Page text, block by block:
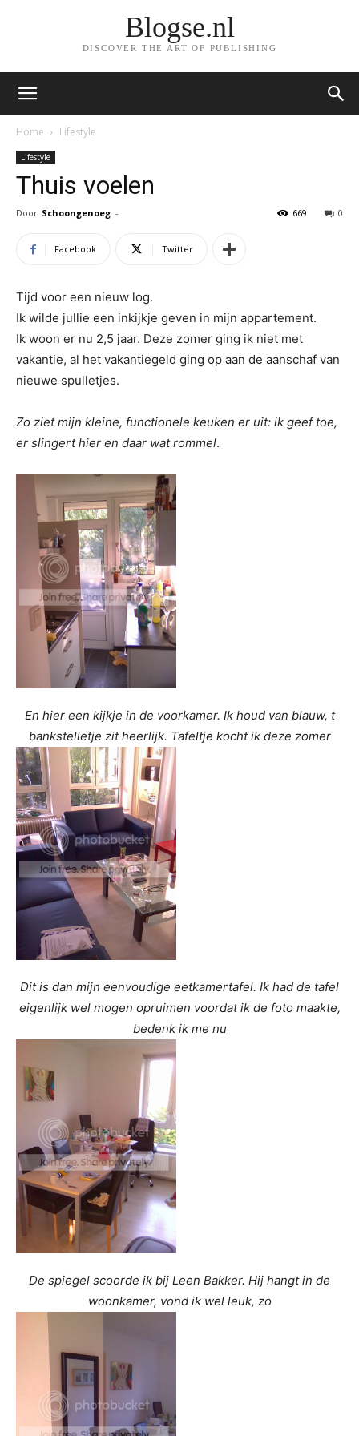
Blogse.nl
DISCOVER THE ART OF PUBLISHING
Home Lifestyle
Lifestyle
Thuis voelen
Door Schoongenoeg - 0
669
Facebook Twitter
Tijd voor een nieuw log.
Ik wilde jullie een inkijkje geven in mijn appartement.
Ik woon er nu 2,5 jaar. Deze zomer ging ik niet met
vakantie, al het vakantiegeld ging op aan de aanschaf van
nieuwe spulletjes.
Zo ziet mijn kleine, functionele keuken er uit: ik geef toe,
er slingert hier en daar wat rommel.
En hier een kijkje in de voorkamer. Ik houd van blauw, t
bankstelletje zit heerlijk. Tafeltje kocht ik deze zomer
Dit is dan mijn eenvoudige eetkamertafel. Ik had de tafel
eigenlijk wel mogen opruimen voordat ik de foto maakte,
bedenk ik me nu
De spiegel scoorde ik bij Leen Bakker. Hij hangt in de
woonkamer, vond ik wel leuk, zo